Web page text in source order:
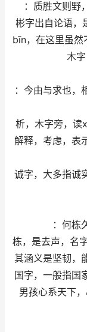
：质胜文则野
彬字出自论语，
bīn，在这里虽然
木
：今由与求也，
析，木字旁，读
解释，考虑，表
诚字，大多指诚
：何栋
栋，是去声，名
其涵义是坚韧，
国字，一般指国
男孩心系天下